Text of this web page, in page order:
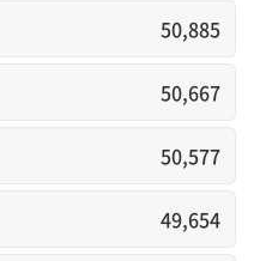
50,885
50,667
50,577
49,654